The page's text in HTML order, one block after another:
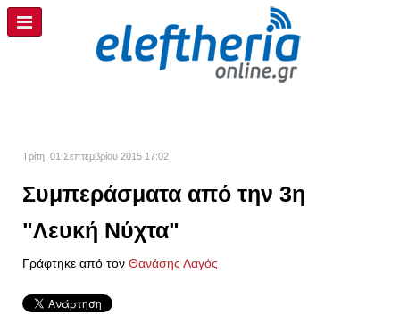
Τρίτη, 01 Σεπτεμβρίου 2015 17:02
Συμπεράσματα από την 3η
"Λευκή Νύχτα"
Γράφτηκε από τον Θανάσης Λαγός